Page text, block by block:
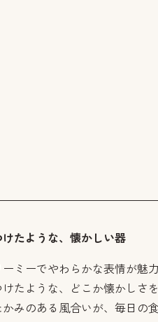
たような、懐かしい器
ミーでやわらかな表情が魅
たような、どこか懐かしさ
みのある風合いが、毎日の